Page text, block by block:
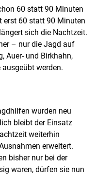
60 statt 90 Minuten
erst 60 statt 90 Minuten
sich die Nachtzeit.
– nur die Jagd auf
Auer- und Birkhahn,
werden.
wurden neu
bleibt der Einsatz
weiterhin
erweitert.
bisher nur bei der
waren, dürfen sie nun